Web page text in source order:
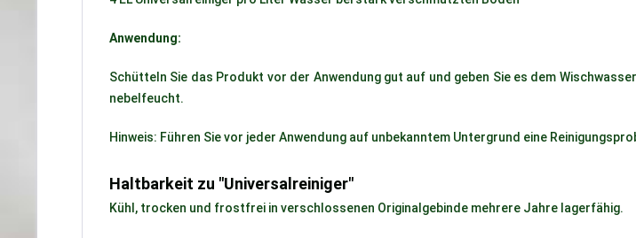
Anwendung:
Schütteln Sie das Produkt vor der Anwendung gut auf und geben Sie es dem
nebelfeucht.
Hinweis: Führen Sie vor jeder Anwendung auf unbekanntem Untergrund eine
Haltbarkeit zu "Universalreiniger"
Kühl, trocken und frostfrei in verschlossenen Originalgebinde mehrere Jahre lagerfähig.